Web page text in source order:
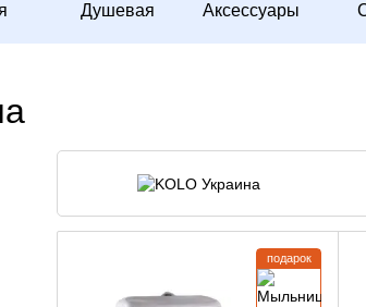
Душевая Аксессуары
подарок